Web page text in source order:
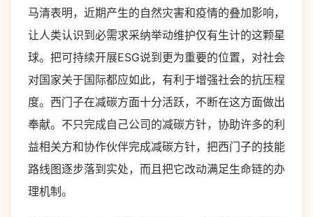
马清表明，近期产生的自然灾害和疫情的叠加影响，
让人类认识到必需求采纳举动维护仅有生计的这颗星
球。把可持续开展ESG说到更为重要的位置，对社会
对国家关于国际都应如此，有利于增强社会的抗压程
度。西门子在减碳方面十分活跃，不断在这方面做出
奉献。不只完成自己公司的减碳方针，协助许多的利
益相关方和协作伙伴完成减碳方针，把西门子的技能
路线图逐步落到实处，而且把它改动满足生命链的办
理机制。